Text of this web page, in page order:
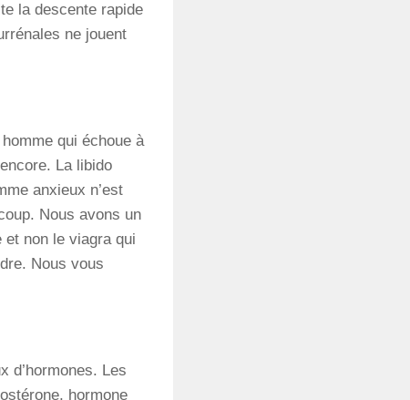
la descente rapide
ne jouent
qui échoue à
La libido
anxieux n’est
Nous avons un
et non le viagra qui
Nous vous
d’hormones. Les
hormone